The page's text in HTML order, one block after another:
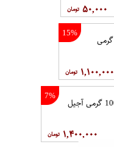
۵۰,۰۰۰
15%
چای سیاه شکسته بسته 1000 گرمی
۱,۱۰۰,۰۰۰
7%
چای سیاه کلکته هندوستان بسته 1000 گرمی آجیل
۱,۴۰۰,۰۰۰